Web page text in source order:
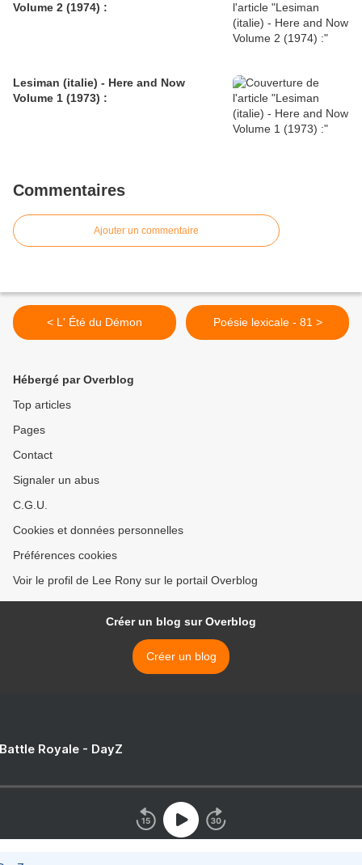
Volume 2 (1974) :
Lesiman (italie) - Here and Now
Volume 1 (1973) :
Commentaires
Ajouter un commentaire
< L' Été du Démon Poésie lexicale - 81 >
Hébergé par Overblog
Top articles
Pages
Contact
Signaler un abus
C.G.U.
Cookies et données personnelles
Préférences cookies
Voir le profil de Lee Rony sur le portail Overblog
Créer un blog sur Overblog
Créer un blog
Royale - DayZ